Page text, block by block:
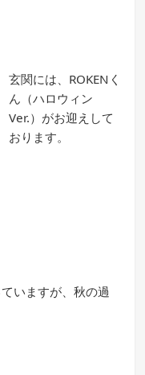
玄関には、ROKENく
ん（ハロウィン
Ver.）がお迎えして
おります。
いますが、秋の過